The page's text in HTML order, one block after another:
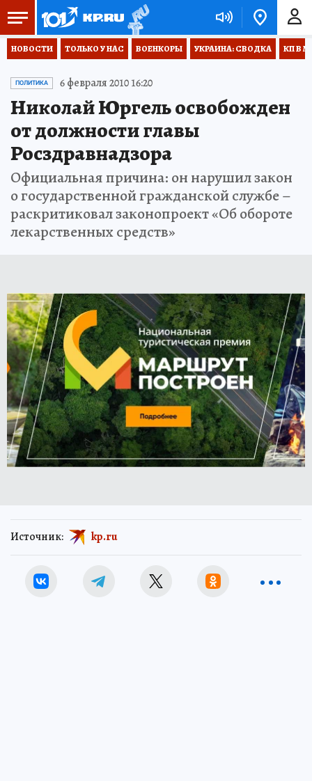
НОВОСТИ ТОЛЬКО У НАС ВОЕНКОРЫ УКРАИНА: СВОДКА КП В
ПОЛИТИКА 6 февраля 2010 16:20
Николай Юргель освобожден
от должности главы
Росздравнадзора
Официальная причина: он нарушил закон
о государственной гражданской службе –
раскритиковал законопроект «Об обороте
лекарственных средств»
Источник: kp.ru